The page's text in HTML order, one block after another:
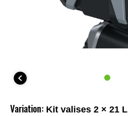
Variation: Kit valises 2 × 21 L